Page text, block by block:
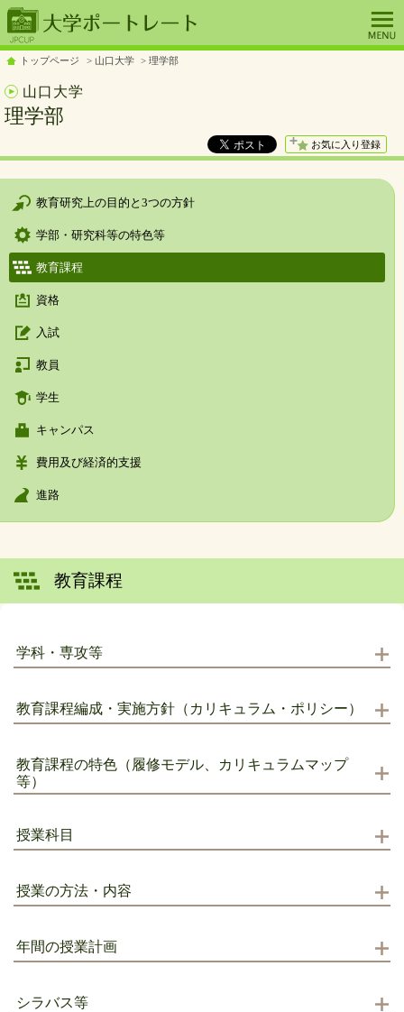
トップページ 山口大学 理学部
山口大学
理学部
お気に入り登録
教育研究上の目的と3つの方針
学部・研究科等の特色等
教育課程
資格
入試
教員
学生
キャンパス
費用及び経済的支援
進路
教育課程
学科・専攻等
教育課程編成・実施方針（カリキュラム・ポリシー）
教育課程の特色（履修モデル、カリキュラムマップ
等）
授業科目
授業の方法・内容
年間の授業計画
シラバス等